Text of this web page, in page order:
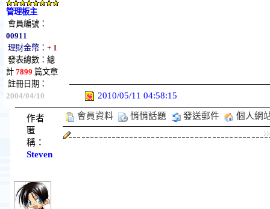
管理板主
會員編號：
00911
理財金幣： + 1
發表總數：總
計 7899 篇文章
註冊日期：
2004/04/10
2010/05/11 04:58:15
作者
匿
稱：
Steven
會員資料 悄悄話題 發送郵件 個人網